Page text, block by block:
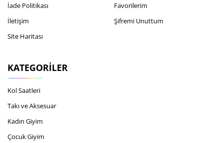
İade Politikası
İletişim
Site Haritası
Favorilerim
Şifremi Unuttum
KATEGORILER
Kol Saatleri
Takı ve Aksesuar
Kadın Giyim
Çocuk Giyim